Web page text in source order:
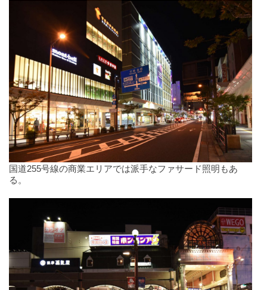
国道255号線の商業エリアでは派手なファサード照明もあ
る。